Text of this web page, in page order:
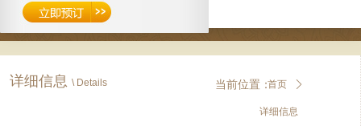
详细信息 \ Details 首页 ꄲ
详细信息
当前位置：